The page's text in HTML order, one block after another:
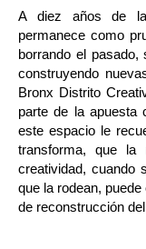
A diez años de
permanece como
borrando el pasado,
construyendo
Bronx Distrito
parte de la apuesta
este espacio le
transforma, que
creatividad, cuando
que la rodean,
de reconstrucción